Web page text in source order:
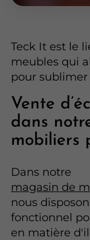
Teck It est le
meubles qui
pour
Vente
dans
mobiliers
Dans notre
magasin de
nous
fonctionnel
en matière